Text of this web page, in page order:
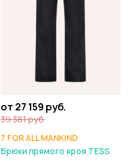
от 27 159 руб.
39 381 руб.
7 FOR ALL MANKIND
Брюки прямого кроя TESS